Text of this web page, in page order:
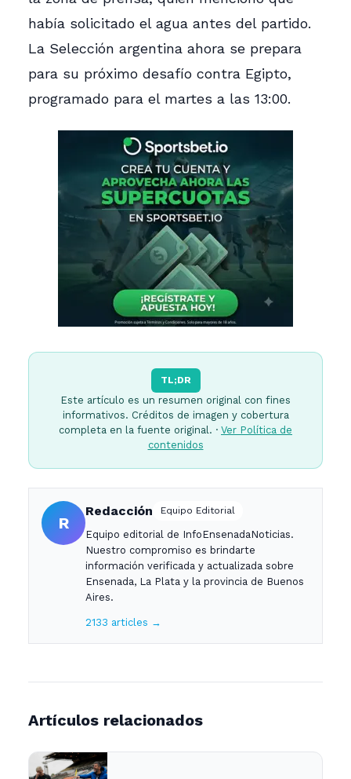
había solicitado el agua antes del partido.
La Selección argentina ahora se prepara
para su próximo desafío contra Egipto,
programado para el martes a las 13:00.
TL;DR
Este artículo es un resumen original con fines
informativos. Créditos de imagen y cobertura
completa en la fuente original. · Ver Política de
contenidos
R
Redacción Equipo Editorial
Equipo editorial de InfoEnsenadaNoticias.
Nuestro compromiso es brindarte
información verificada y actualizada sobre
Ensenada, La Plata y la provincia de Buenos
Aires.
2133 articles →
Artículos relacionados